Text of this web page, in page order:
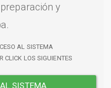
y
AL SISTEMA
CLICK LOS SIGUIENTES
SISTEMA